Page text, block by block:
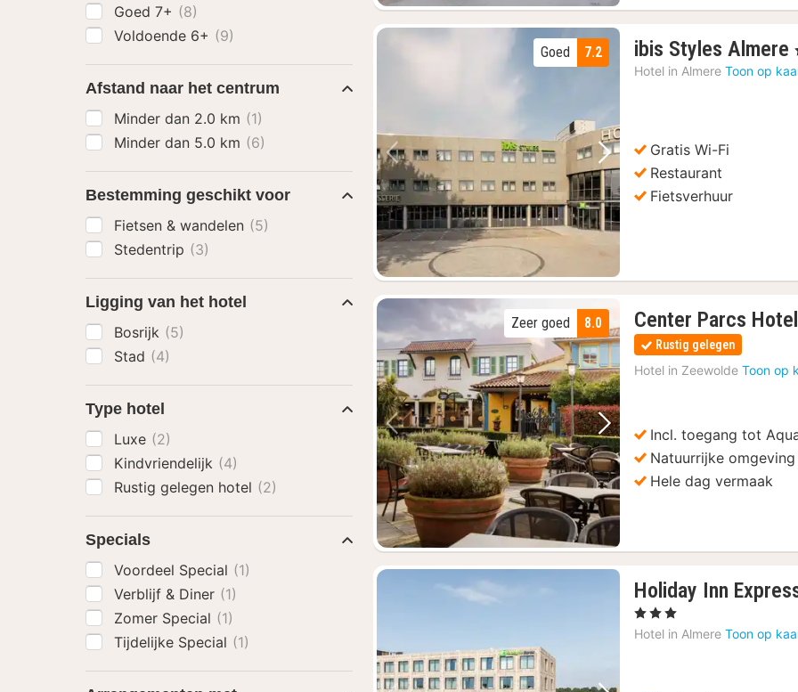
Vorige foto Volgende foto
7.2
Goed ibis Styles Almere
Hotel in Almere Toon op
Gratis Wi-Fi
Restaurant
Fietsverhuur
Vorige foto Volgende foto
8.0
Zeer goed Center Parcs
Rustig gelegen
Hotel in Zeewolde Toon op
Incl. toegang tot
Natuurrijke omgeving
Hele dag vermaak
Holiday Inn
, 3 Sterren
Hotel in Almere Toon op
Goed 7+ (8)
Voldoende 6+ (9)
Afstand naar het centrum
Minder dan 2.0 km (1)
Minder dan 5.0 km (6)
Bestemming geschikt voor
Fietsen & wandelen (5)
Stedentrip (3)
Ligging van het hotel
Bosrijk (5)
Stad (4)
Type hotel
Luxe (2)
Kindvriendelijk (4)
Rustig gelegen hotel (2)
Specials
Voordeel Special (1)
Verblijf & Diner (1)
Zomer Special (1)
Tijdelijke Special (1)